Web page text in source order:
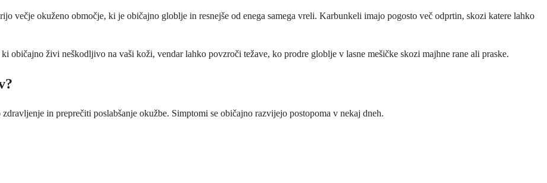
večje okuženo območje, ki je običajno globlje in resnejše od enega samega vreli. Karbunkeli imajo pogosto več odprtin, skozi katere lahko
običajno živi neškodljivo na vaši koži, vendar lahko povzroči težave, ko prodre globlje v lasne mešičke skozi majhne rane ali praske.
in preprečiti poslabšanje okužbe. Simptomi se običajno razvijejo postopoma v nekaj dneh.